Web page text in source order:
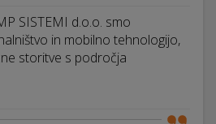
SISTEMI d.o.o. smo
in mobilno tehnologijo,
storitve s področja